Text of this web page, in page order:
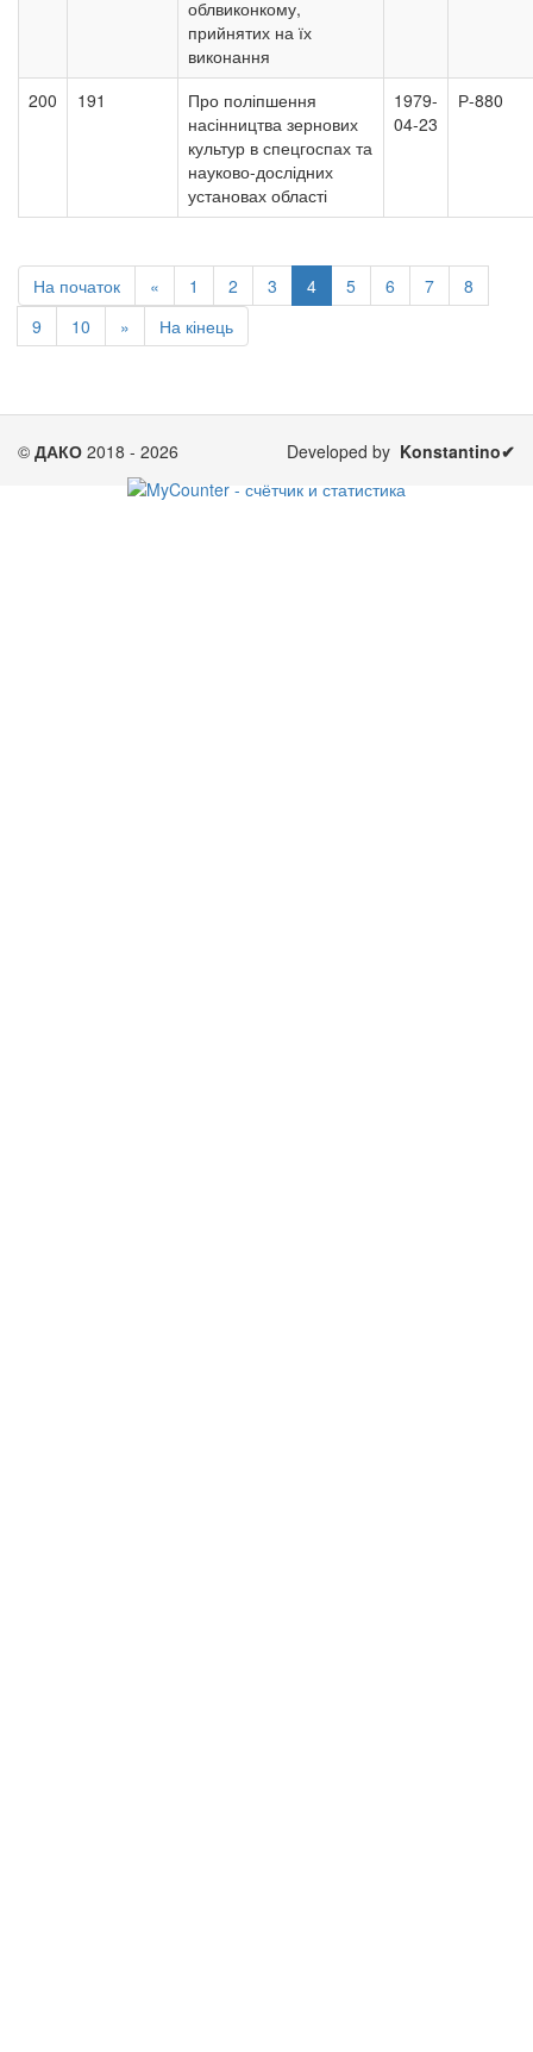
облвиконкому,
прийнятих на їх
виконання
200 191
Про поліпшення
насінництва зернових
культур в спецгоспах та
науково-дослідних
установах області
1979-
04-23
Р-880
На початок « 1 2 3 4 5 6 7
8
9
10 » На кінець
© ДАКО 2018 - 2026 Developed by Konstantino✔